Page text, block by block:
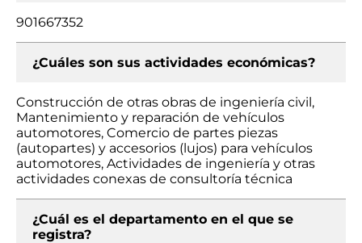
901667352
¿Cuáles son sus actividades económicas?
Construcción de otras obras de ingeniería civil,
Mantenimiento y reparación de vehículos
automotores, Comercio de partes piezas
(autopartes) y accesorios (lujos) para vehículos
automotores, Actividades de ingeniería y otras
actividades conexas de consultoría técnica
¿Cuál es el departamento en el que se
registra?